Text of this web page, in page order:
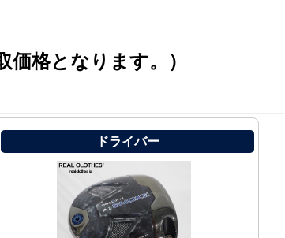
価格となります。）
ドライバー